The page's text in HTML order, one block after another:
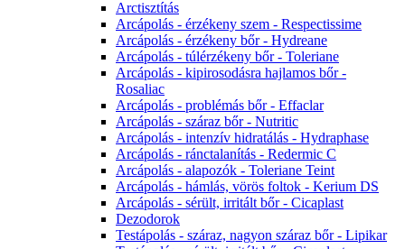
Arctisztítás
Arcápolás - érzékeny szem - Respectissime
Arcápolás - érzékeny bőr - Hydreane
Arcápolás - túlérzékeny bőr - Toleriane
Arcápolás - kipirosodásra hajlamos bőr -
Rosaliac
Arcápolás - problémás bőr - Effaclar
Arcápolás - száraz bőr - Nutritic
Arcápolás - intenzív hidratálás - Hydraphase
Arcápolás - ránctalanítás - Redermic C
Arcápolás - alapozók - Toleriane Teint
Arcápolás - hámlás, vörös foltok - Kerium DS
Arcápolás - sérült, irritált bőr - Cicaplast
Dezodorok
Testápolás - száraz, nagyon száraz bőr - Lipikar